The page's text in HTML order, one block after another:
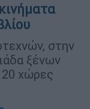
στην
ξένων
χώρες